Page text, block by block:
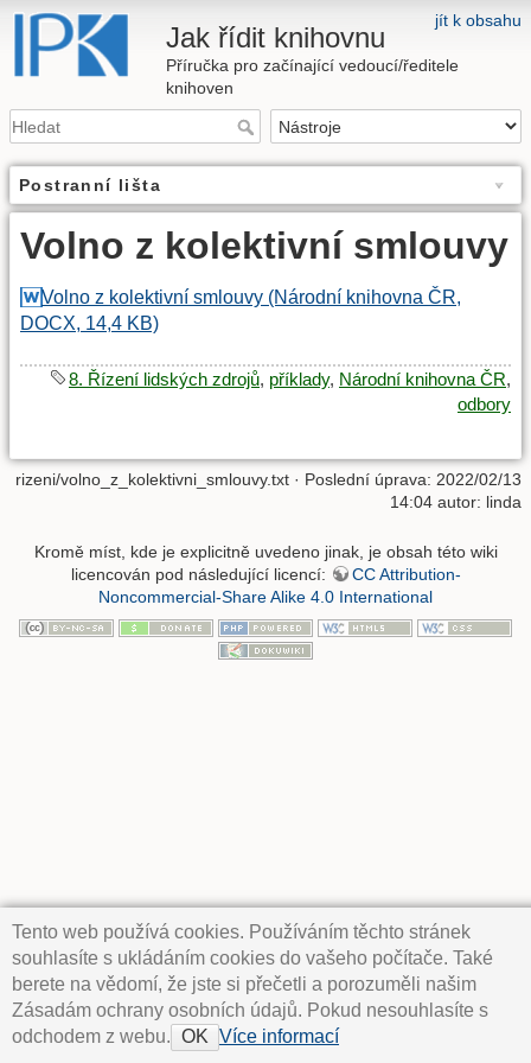
jít k obsahu
Jak řídit knihovnu
Příručka pro začínající vedoucí/ředitele
knihoven
Postranní lišta
Volno z kolektivní smlouvy
Volno z kolektivní smlouvy (Národní knihovna ČR,
DOCX, 14,4 KB)
8. Řízení lidských zdrojů, příklady, Národní knihovna ČR,
odbory
Tento web používá cookies. Používáním těchto stránek
souhlasíte s ukládáním cookies do vašeho počítače. Také
berete na vědomí, že jste si přečetli a porozuměli našim
Zásadám ochrany osobních údajů. Pokud nesouhlasíte s
odchodem z webu. OK Více informací
rizeni/volno_z_kolektivni_smlouvy.txt · Poslední úprava: 2022/02/13
14:04 autor: linda
Kromě míst, kde je explicitně uvedeno jinak, je obsah této wiki
licencován pod následující licencí:
CC Attribution-
Noncommercial-Share Alike 4.0 International